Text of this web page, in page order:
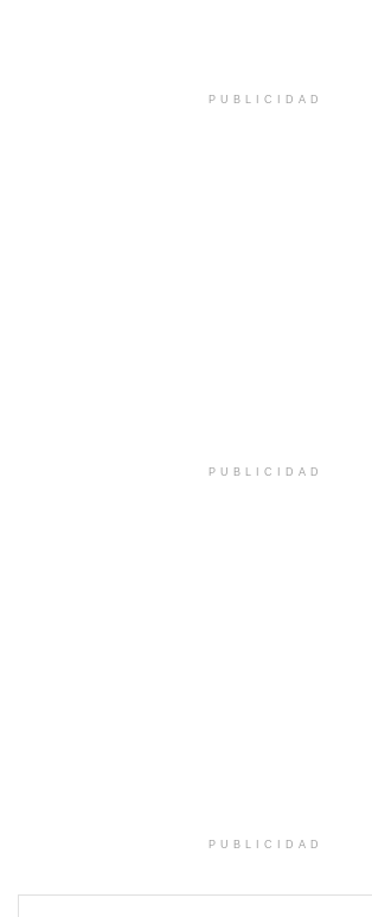
PUBLICIDAD
PUBLICIDAD
PUBLICIDAD